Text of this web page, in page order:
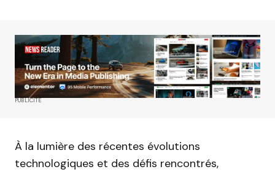
PUBLICITÉ
À la lumière des récentes évolutions
technologiques et des défis rencontrés,